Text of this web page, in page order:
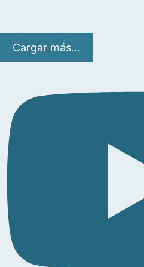
Cargar más...